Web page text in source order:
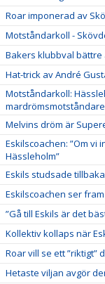
Roar imponerad av
Motståndarkoll -
Bakers klubbval
Hat-trick av André
Motståndarkoll:
mardrömsmotståndare
Melvins dröm är
Eskilscoachen: ”Om vi
Hässleholm”
Eskils studsade
Eskilscoachen ser
”Gå till Eskils är det
Kollektiv kollaps när
Roar vill se ett ”riktigt”
Hetaste viljan avgör